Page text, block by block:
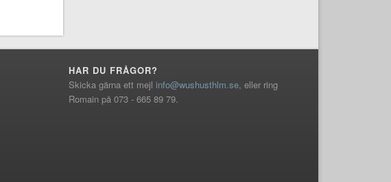
HAR DU FRÅGOR?
Skicka gärna ett mejlinfo@wushusthlm.se, eller ring
Romain på 073 - 665 89 79.